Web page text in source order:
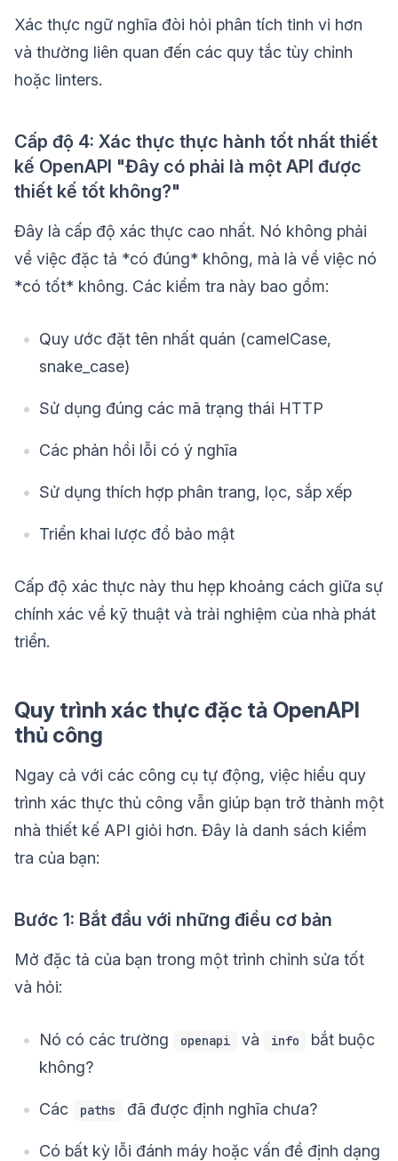
Xác thực ngữ nghĩa đòi hỏi phân tích tinh vi hơn
và thường liên quan đến các quy tắc tùy chỉnh
hoặc linters.
Cấp độ 4: Xác thực thực hành tốt nhất thiết
kế OpenAPI "Đây có phải là một API được
thiết kế tốt không?"
Đây là cấp độ xác thực cao nhất. Nó không phải
về việc đặc tả *có đúng* không, mà là về việc nó
*có tốt* không. Các kiểm tra này bao gồm:
Quy ước đặt tên nhất quán (camelCase,
snake_case)
Sử dụng đúng các mã trạng thái HTTP
Các phản hồi lỗi có ý nghĩa
Sử dụng thích hợp phân trang, lọc, sắp xếp
Triển khai lược đồ bảo mật
Cấp độ xác thực này thu hẹp khoảng cách giữa sự
chính xác về kỹ thuật và trải nghiệm của nhà phát
triển.
Quy trình xác thực đặc tả OpenAPI
thủ công
Ngay cả với các công cụ tự động, việc hiểu quy
trình xác thực thủ công vẫn giúp bạn trở thành một
nhà thiết kế API giỏi hơn. Đây là danh sách kiểm
tra của bạn:
Bước 1: Bắt đầu với những điều cơ bản
Mở đặc tả của bạn trong một trình chỉnh sửa tốt
và hỏi:
Nó có các trường openapi và info
bắt buộc
không?
Các paths đã được định nghĩa chưa?
Có bất kỳ lỗi đánh máy hoặc vấn đề định dạng